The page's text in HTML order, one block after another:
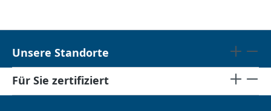
Unsere Standorte
Für Sie zertifiziert